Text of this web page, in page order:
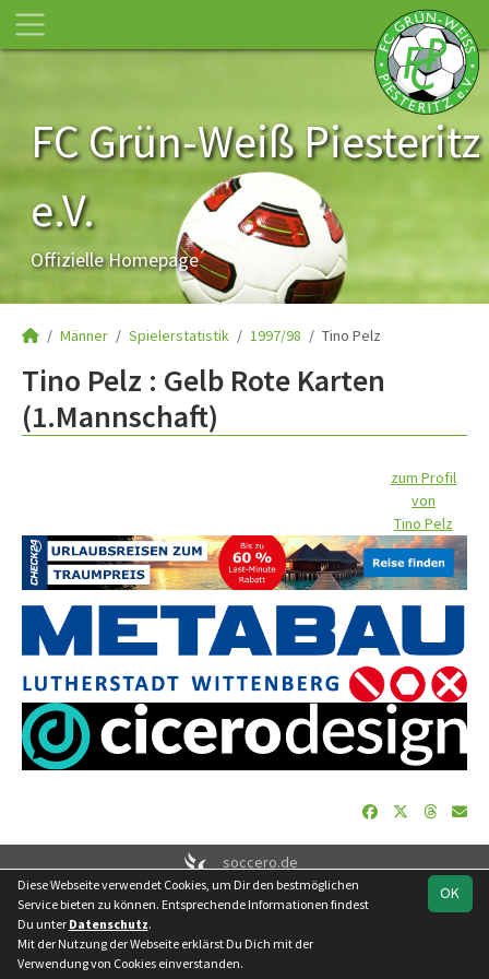
FC Grün-Weiß Piesteritz
e.V.
Offizielle Homepage
Männer Spielerstatistik 1997/98 Tino Pelz
Tino Pelz : Gelb Rote Karten
(1.Mannschaft)
zum Profil
von
Tino Pelz
soccero.de
© 2006 - 2026
Besucherstatistik Geburtstage Impressum
Datenschutz
Kontakt
OK
Diese Webseite verwendet Cookies, um Dir den bestmöglichen
Service bieten zu können. Entsprechende Informationen findest
Du unter Datenschutz.
Mit der Nutzung der Webseite erklärst Du Dich mit der
Verwendung von Cookies einverstanden.